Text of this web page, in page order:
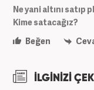
Ne yani altını satıp
Kime satacağız?
Beğen
İLGİNİZİ